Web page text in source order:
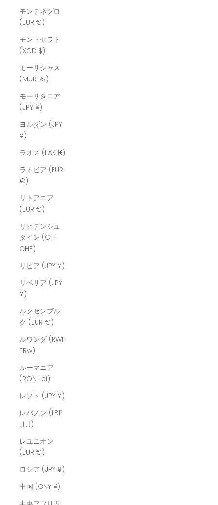
モンテネグロ
(EUR €)
モントセラト
(XCD $)
モーリシャス
(MUR ₨)
モーリタニア
(JPY ¥)
ヨルダン (JPY
¥)
ラオス (LAK ₭)
ラトビア (EUR
€)
リトアニア
(EUR €)
リヒテンシュ
タイン (CHF
CHF)
リビア (JPY ¥)
リベリア (JPY
¥)
ルクセンブル
ク (EUR €)
ルワンダ (RWF
FRw)
ルーマニア
(RON Lei)
レソト (JPY ¥)
レバノン (LBP
ل.ل)
レユニオン
(EUR €)
ロシア (JPY ¥)
中国 (CNY ¥)